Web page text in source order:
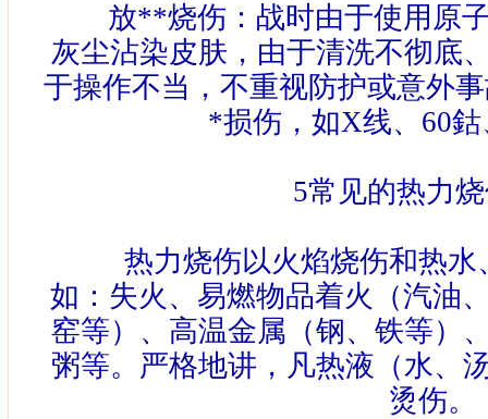
放**烧伤：战时由于使用原
灰尘沾染皮肤，由于清洗不彻底
于操作不当，不重视防护或意外
*损伤，如X线、 60鈷
5常见的热力
热力烧伤以火焰烧伤和热水
如：失火、易燃物品着火（汽油
窑等）、高温金属（钢、铁等）
粥等。严格地讲，凡热液（水、
烫伤。